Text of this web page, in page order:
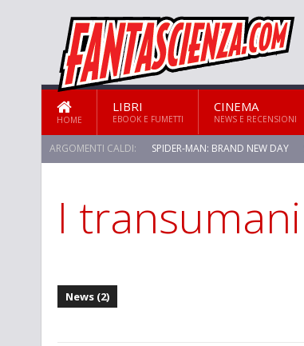
HOME
LIBRI
EBOOK E FUMETTI
CINEMA
NEWS E RECENSIONI
ARGOMENTI CALDI: SPIDER-MAN: BRAND NEW DAY
I transumani
News (2)